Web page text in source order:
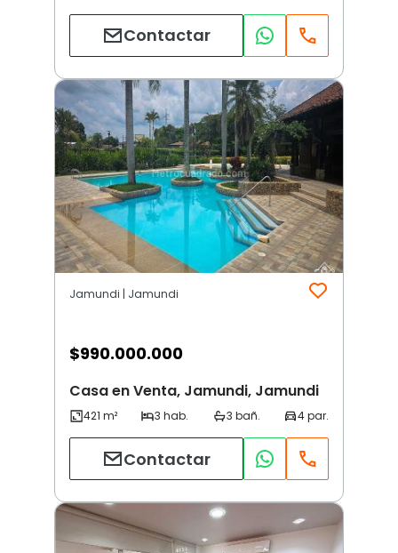
Contactar
Jamundi | Jamundi
$990.000.000
Casa en Venta, Jamundi, Jamundi
Contactar